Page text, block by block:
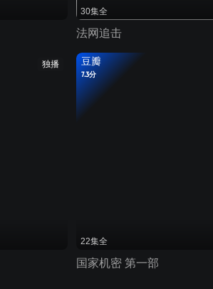
30集全
法网追击
独播 豆瓣
7.3分
22集全
国家机密 第一部